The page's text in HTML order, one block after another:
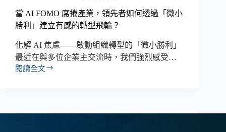
當 AI FOMO 席捲產業，領先者如何透過「微小
勝利」建立有感的轉型飛輪？
化解 AI 焦慮——啟動組織轉型的「微小勝利」
最近在與多位企業主交流時，我們強烈感受…
閱讀全文
當